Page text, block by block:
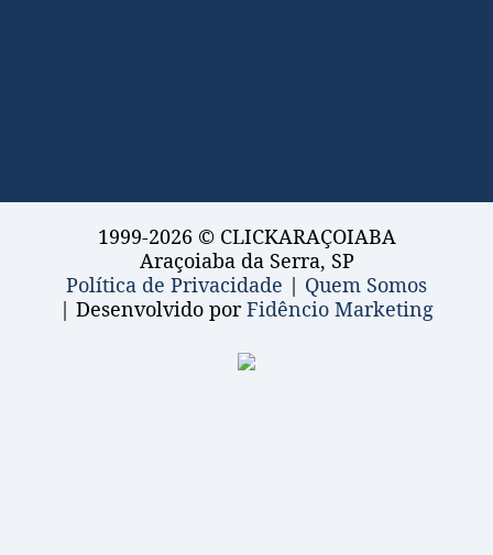
1999-2026 © CLICKARAÇOIABA
Araçoiaba da Serra, SP
Política de Privacidade | Quem Somos
| Desenvolvido porFidêncio Marketing